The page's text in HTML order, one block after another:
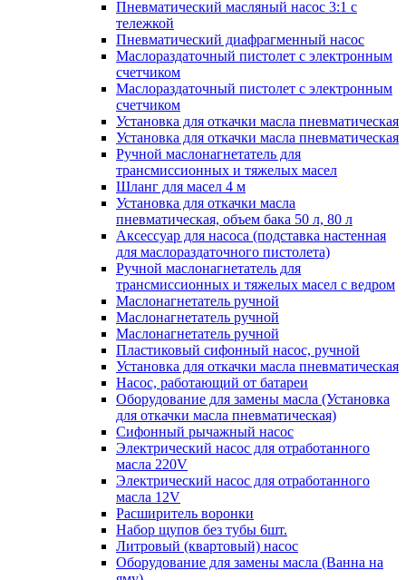
Пневматический масляный насос 3:1 с
тележкой
Пневматический диафрагменный насос
Маслораздаточный пистолет с электронным
счетчиком
Маслораздаточный пистолет с электронным
счетчиком
Установка для откачки масла пневматическая
Установка для откачки масла пневматическая
Ручной маслонагнетатель для
трансмиссионных и тяжелых масел
Шланг для масел 4 м
Установка для откачки масла
пневматическая, объем бака 50 л, 80 л
Аксессуар для насоса (подставка настенная
для маслораздаточного пистолета)
Ручной маслонагнетатель для
трансмиссионных и тяжелых масел с ведром
Маслонагнетатель ручной
Маслонагнетатель ручной
Маслонагнетатель ручной
Пластиковый сифонный насос, ручной
Установка для откачки масла пневматическая
Насос, работающий от батареи
Оборудование для замены масла (Установка
для откачки масла пневматическая)
Сифонный рычажный насос
Электрический насос для отработанного
масла 220V
Электрический насос для отработанного
масла 12V
Расширитель воронки
Набор щупов без тубы 6шт.
Литровый (квартовый) насос
Оборудование для замены масла (Ванна на